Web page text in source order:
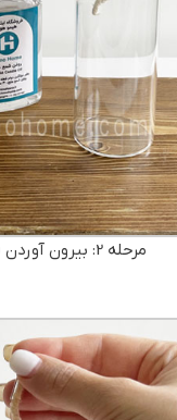
مرحله 2: بیرون آوردن فتیله و سرفتیله